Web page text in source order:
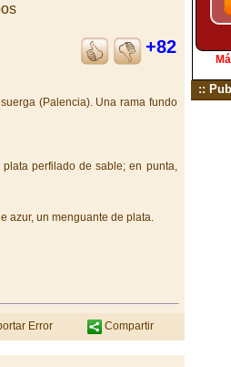
+82
(Palencia). Una rama fundo
perfilado de sable; en punta,
azur, un menguante de plata.
Error Compartir
::